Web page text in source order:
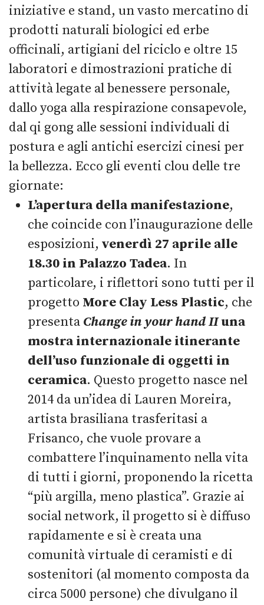
iniziative e stand, un vasto mercatino di
prodotti naturali biologici ed erbe
officinali, artigiani del riciclo e oltre 15
laboratori e dimostrazioni pratiche di
attività legate al benessere personale,
dallo yoga alla respirazione consapevole,
dal qi gong alle sessioni individuali di
postura e agli antichi esercizi cinesi per
la bellezza. Ecco gli eventi clou delle tre
giornate:
L’apertura della manifestazione,
che coincide con l’inaugurazione delle
esposizioni, venerdì 27 aprile alle
18.30 in Palazzo Tadea. In
particolare, i riflettori sono tutti per il
progetto More Clay Less Plastic, che
presenta Change in your hand IIuna
mostra internazionale itinerante
dell’uso funzionale di oggetti in
ceramica. Questo progetto nasce nel
2014 da un’idea di Lauren Moreira,
artista brasiliana trasferitasi a
Frisanco, che vuole provare a
combattere l’inquinamento nella vita
di tutti i giorni, proponendo la ricetta
“più argilla, meno plastica”. Grazie ai
social network, il progetto si è diffuso
rapidamente e si è creata una
comunità virtuale di ceramisti e di
sostenitori (al momento composta da
circa 5000 persone) che divulgano il